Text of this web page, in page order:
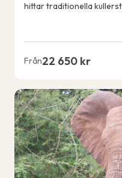
hittar traditionella
Från22 650 kr